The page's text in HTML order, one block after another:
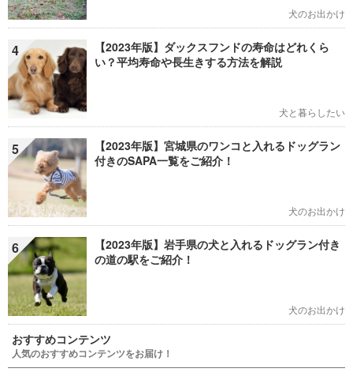
犬のお出かけ
4
【2023年版】ダックスフンドの寿命はどれくら
い？平均寿命や長生きする方法を解説
犬と暮らしたい
5
【2023年版】宮城県のワンコと入れるドッグラン
付きのSAPA一覧をご紹介！
犬のお出かけ
6
【2023年版】岩手県の犬と入れるドッグラン付き
の道の駅をご紹介！
犬のお出かけ
おすすめコンテンツ
人気のおすすめコンテンツをお届け！